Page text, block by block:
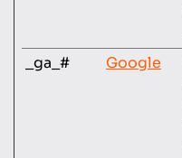
_ga_# Google